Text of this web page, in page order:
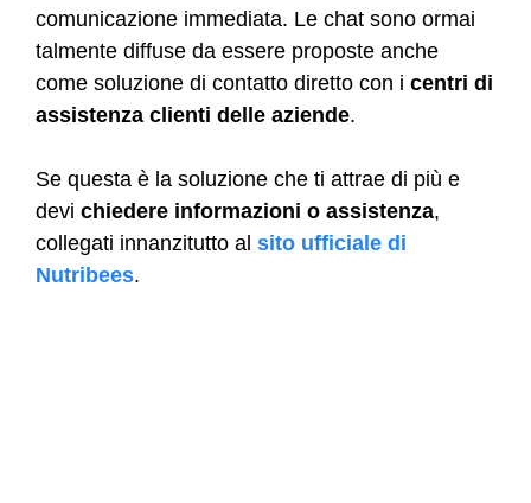
comunicazione immediata. Le chat sono ormai
talmente diffuse da essere proposte anche
come soluzione di contatto diretto con i centri di
assistenza clienti delle aziende.
Se questa è la soluzione che ti attrae di più e
devi chiedere informazioni o assistenza,
collegati innanzitutto al sito ufficiale di
Nutribees.